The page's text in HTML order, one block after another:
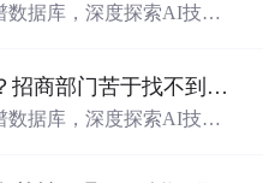
数据库，深度探索AI技术
推动科技创新与产业创新产业招商如何精准匹配？招商部门苦于找不到符合产业链补链强链方向的目标企业怎么办？.docx
数据库，深度探索AI技术